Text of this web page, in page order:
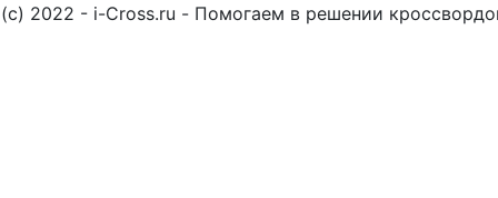
(c) 2022 - i-Cross.ru - Помогаем в решении